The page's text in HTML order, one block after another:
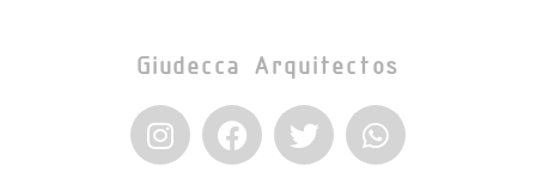
Giudecca Arquitectos
I
n
F
a
T
w
W
h